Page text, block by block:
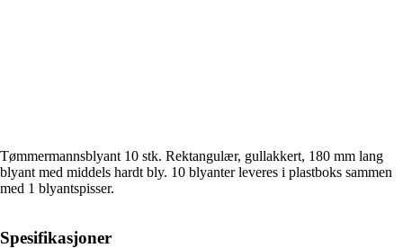
Tømmermannsblyant 10 stk. Rektangulær, gullakkert, 180 mm lang
blyant med middels hardt bly. 10 blyanter leveres i plastboks sammen
med 1 blyantspisser.
Spesifikasjoner